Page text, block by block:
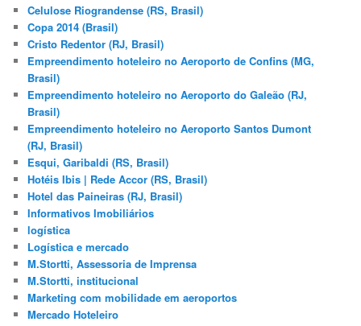
Celulose Riograndense (RS, Brasil)
Copa 2014 (Brasil)
Cristo Redentor (RJ, Brasil)
Empreendimento hoteleiro no Aeroporto de Confins (MG,
Brasil)
Empreendimento hoteleiro no Aeroporto do Galeão (RJ,
Brasil)
Empreendimento hoteleiro no Aeroporto Santos Dumont
(RJ, Brasil)
Esqui, Garibaldi (RS, Brasil)
Hotéis Ibis | Rede Accor (RS, Brasil)
Hotel das Paineiras (RJ, Brasil)
Informativos Imobiliários
logística
Logística e mercado
M.Stortti, Assessoria de Imprensa
M.Stortti, institucional
Marketing com mobilidade em aeroportos
Mercado Hoteleiro